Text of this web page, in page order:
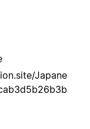
Japane